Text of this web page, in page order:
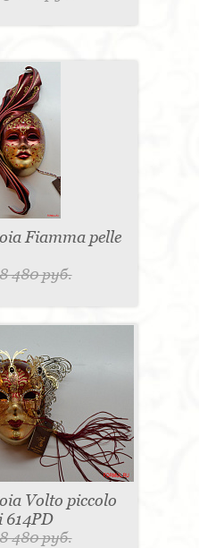
Fiamma pelle
480 руб.
Volto piccolo
480 руб.